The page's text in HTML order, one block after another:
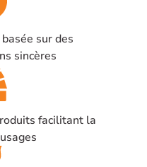
sur des
sincères
facilitant la